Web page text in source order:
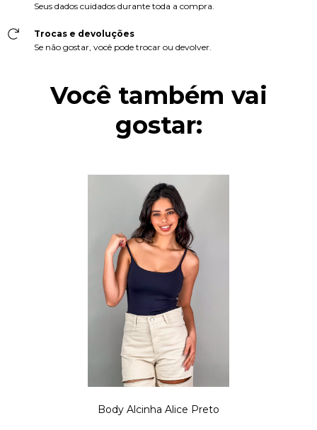
Seus dados cuidados durante toda a compra.
Trocas e devoluções
Se não gostar, você pode trocar ou devolver.
Você também vai
gostar:
Body Alcinha Alice Preto